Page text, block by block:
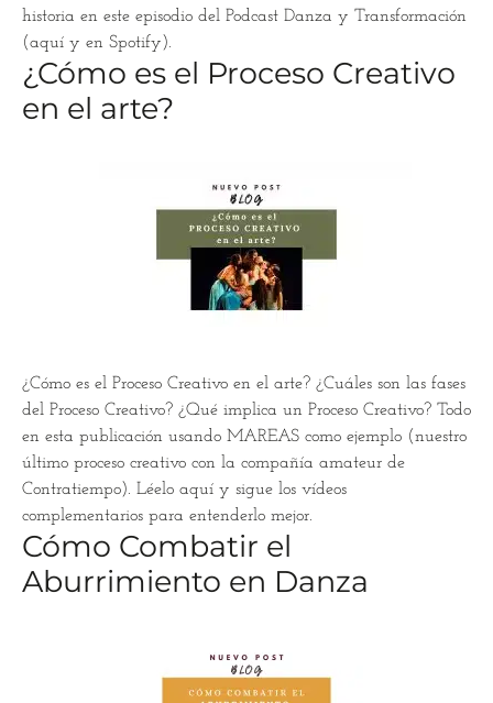
historia en este episodio del Podcast Danza y Transformación
(aquí y en Spotify).
¿Cómo es el Proceso Creativo
en el arte?
¿Cómo es el Proceso Creativo en el arte? ¿Cuáles son las fases
del Proceso Creativo? ¿Qué implica un Proceso Creativo? Todo
en esta publicación usando MAREAS como ejemplo (nuestro
último proceso creativo con la compañía amateur de
Contratiempo). Léelo aquí y sigue los vídeos
complementarios para entenderlo mejor.
Cómo Combatir el
Aburrimiento en Danza